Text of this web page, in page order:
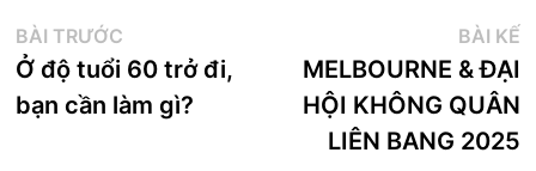
Điều
hướng
bài
BÀI TRƯỚC
trước:
Ở độ tuổi 60 trở đi,
bạn cần làm gì?
BÀI KẾ
MELBOURNE & ĐẠI
HỘI KHÔNG QUÂN
LIÊN BANG 2025